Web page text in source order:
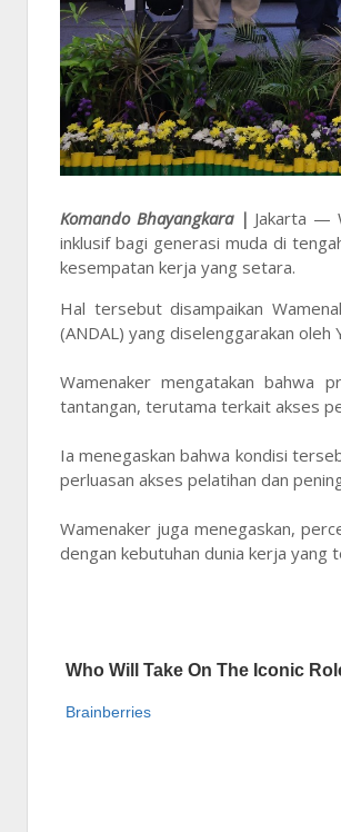
Komando Bhayangkara | Jakarta —
inklusif bagi generasi muda di
kesempatan kerja yang setara.
Hal tersebut disampaikan
(ANDAL) yang diselenggarakan oleh
Wamenaker mengatakan bahwa
tantangan, terutama terkait akses
Ia menegaskan bahwa kondisi
perluasan akses pelatihan dan
Wamenaker juga menegaskan,
dengan kebutuhan dunia kerja yang